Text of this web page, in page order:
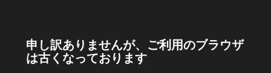
申し訳ありませんが、ご利用のブラウザ
は古くなっております